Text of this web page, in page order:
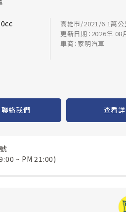
高雄市/2021/6.1萬公
更新日期：2026年 08
車商：家明汽車
聯絡我們 查看
~ PM 21:00)